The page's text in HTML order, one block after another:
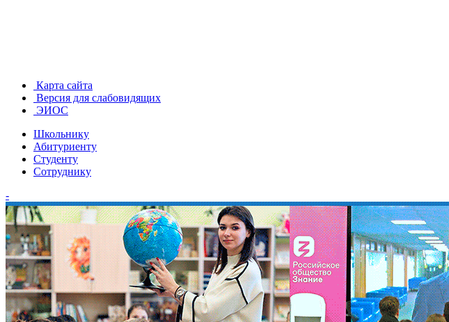
Карта сайта
Версия для слабовидящих
ЭИОС
Школьнику
Абитуриенту
Студенту
Сотруднику
-